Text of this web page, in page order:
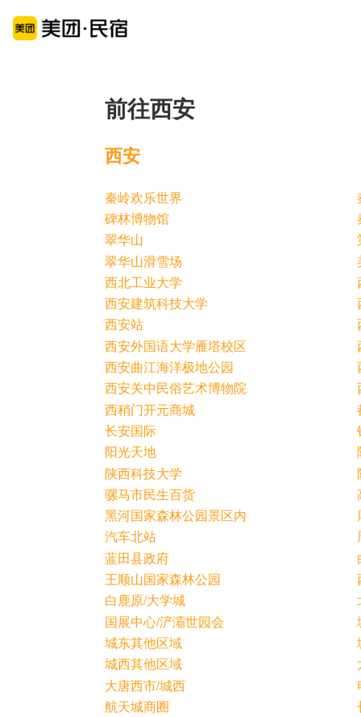
前往西安
西安
秦岭欢乐世界
碑林博物馆
翠华山
翠华山滑雪场
西北工业大学
西安建筑科技大学
西安站
西安外国语大学雁塔校区
西安曲江海洋极地公园
西安关中民俗艺术博物院
西稍门开元商城
长安国际
阳光天地
陕西科技大学
骡马市民生百货
黑河国家森林公园景区内
汽车北站
蓝田县政府
王顺山国家森林公园
白鹿原/大学城
国展中心/浐灞世园会
城东其他区域
城西其他区域
大唐西市/城西
航天城商圈